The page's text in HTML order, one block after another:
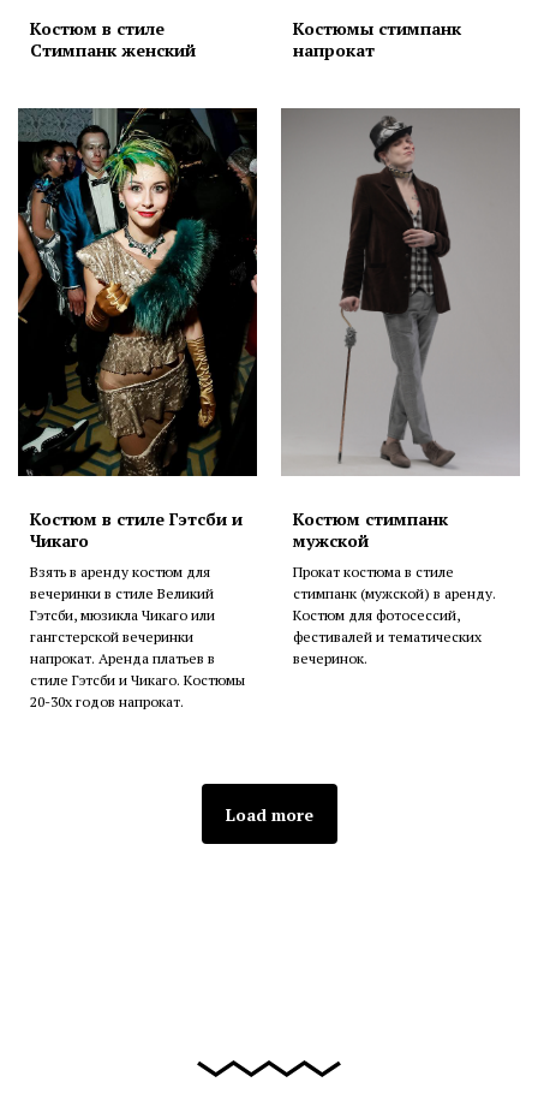
Костюм в стиле
Стимпанк женский
Костюмы стимпанк
напрокат
Костюм в стиле Гэтсби и
Чикаго
Взять в аренду костюм для
вечеринки в стиле Великий
Гэтсби, мюзикла Чикаго или
гангстерской вечеринки
напрокат. Аренда платьев в
стиле Гэтсби и Чикаго. Костюмы
20-30х годов напрокат.
Костюм стимпанк
мужской
Прокат костюма в стиле
стимпанк (мужской) в аренду.
Костюм для фотосессий,
фестивалей и тематических
вечеринок.
Load more